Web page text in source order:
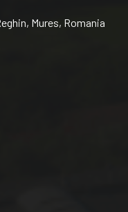
Mures, Romania